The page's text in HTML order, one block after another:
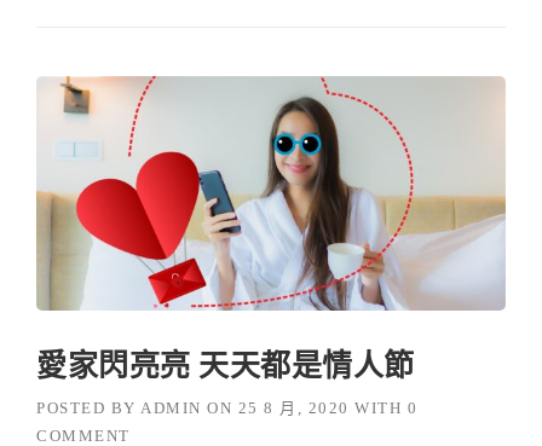
愛家閃亮亮 天天都是情人節
POSTED BY ADMIN ON 25 8 月, 2020 WITH 0
COMMENT